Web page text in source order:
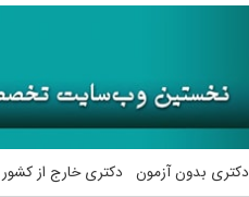
دکتری بدون آزمون دکتری خارج از کشور